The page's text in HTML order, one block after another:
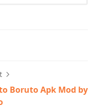
Boruto Apk Mod by